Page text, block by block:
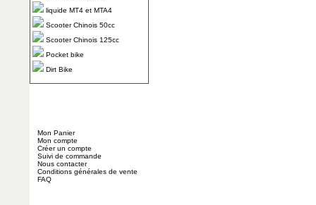
liquide MT4 et MTA4
Scooter Chinois 50cc
Scooter Chinois 125cc
Pocket bike
Dirt Bike
Mon Panier
Mon compte
Créer un compte
Suivi de commande
Nous contacter
Conditions générales de vente
FAQ